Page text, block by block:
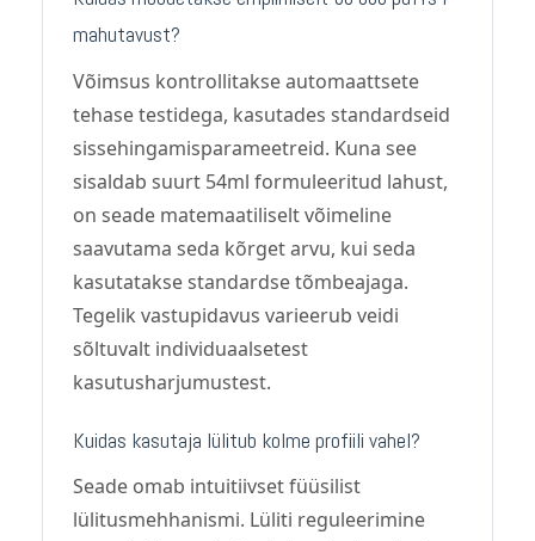
mahutavust?
Võimsus kontrollitakse automaattsete
tehase testidega, kasutades standardseid
sissehingamisparameetreid. Kuna see
sisaldab suurt 54ml formuleeritud lahust,
on seade matemaatiliselt võimeline
saavutama seda kõrget arvu, kui seda
kasutatakse standardse tõmbeajaga.
Tegelik vastupidavus varieerub veidi
sõltuvalt individuaalsetest
kasutusharjumustest.
Kuidas kasutaja lülitub kolme profiili vahel?
Seade omab intuitiivset füüsilist
lülitusmehhanismi. Lüliti reguleerimine